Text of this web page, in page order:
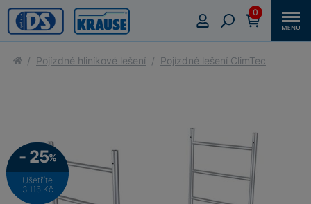
0
Pojízdné hliníkové lešení Pojízdné lešení ClimTec
- 25%
Ušetříte
3 116 Kč